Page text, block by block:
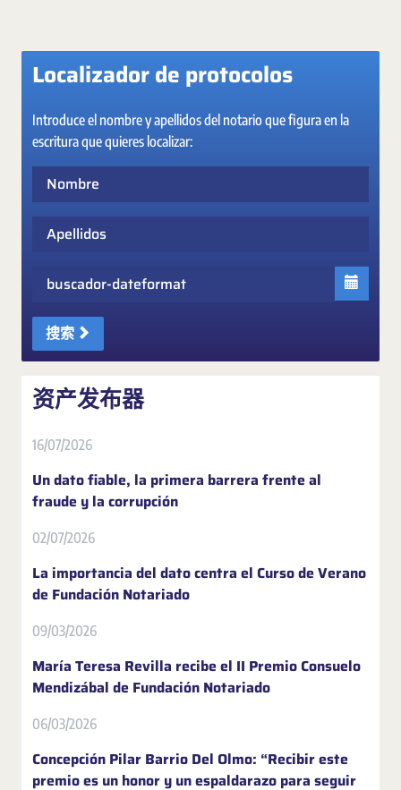
Localizador de protocolos
Introduce el nombre y apellidos del notario que figura en la
escritura que quieres localizar:
Apellidos
Fecha
搜索
资产发布器
16/07/2026
Un dato fiable, la primera barrera frente al
fraude y la corrupción
02/07/2026
La importancia del dato centra el Curso de Verano
de Fundación Notariado
09/03/2026
María Teresa Revilla recibe el II Premio Consuelo
Mendizábal de Fundación Notariado
06/03/2026
Concepción Pilar Barrio Del Olmo: “Recibir este
premio es un honor y un espaldarazo para seguir